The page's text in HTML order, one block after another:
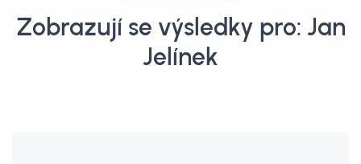
Zobrazují se výsledky pro: Jan
Jelínek